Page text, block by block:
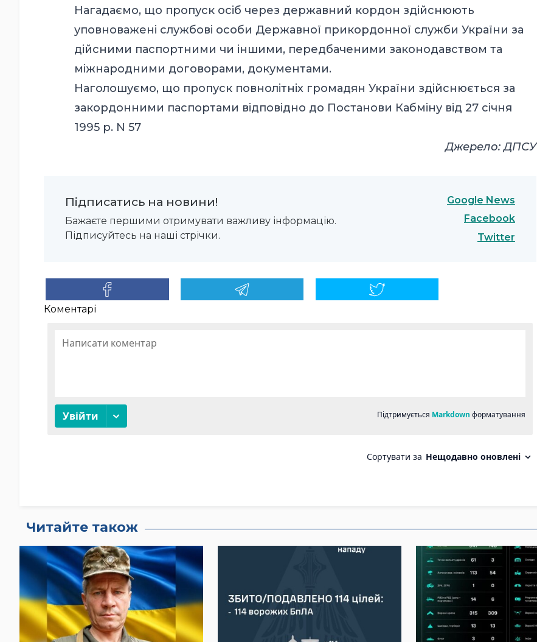
Нагадаємо, що пропуск осіб через державний кордон здійснюють
уповноважені службові особи Державної прикордонної служби України за
дійсними паспортними чи іншими, передбаченими законодавством та
міжнародними договорами, документами.
Наголошуємо, що пропуск повнолітніх громадян України здійснюється за
закордонними паспортами відповідно до Постанови Кабміну від 27 січня
1995 р. N 57
Джерело: ДПСУ
Підписатись на новини!
Бажаєте першими отримувати важливу інформацію.
Підписуйтесь на наші стрічки.
Google News
Facebook
Twitter
Коментарі
Читайте також